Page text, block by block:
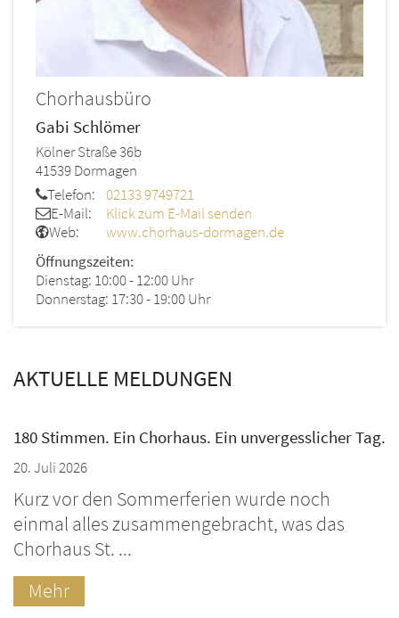
Chorhausbüro
Gabi Schlömer
Kölner Straße 36b
41539Dormagen
Telefon: 02133 9749721
E-Mail:
Klick zum E-Mail senden
Web:
www.chorhaus-dormagen.de
Öffnungszeiten:
Dienstag: 10:00 - 12:00 Uhr
Donnerstag: 17:30 - 19:00 Uhr
AKTUELLE MELDUNGEN
180 Stimmen. Ein Chorhaus. Ein unvergesslicher Tag.
20. Juli 2026
Kurz vor den Sommerferien wurde noch
einmal alles zusammengebracht, was das
Chorhaus St. ...
Mehr